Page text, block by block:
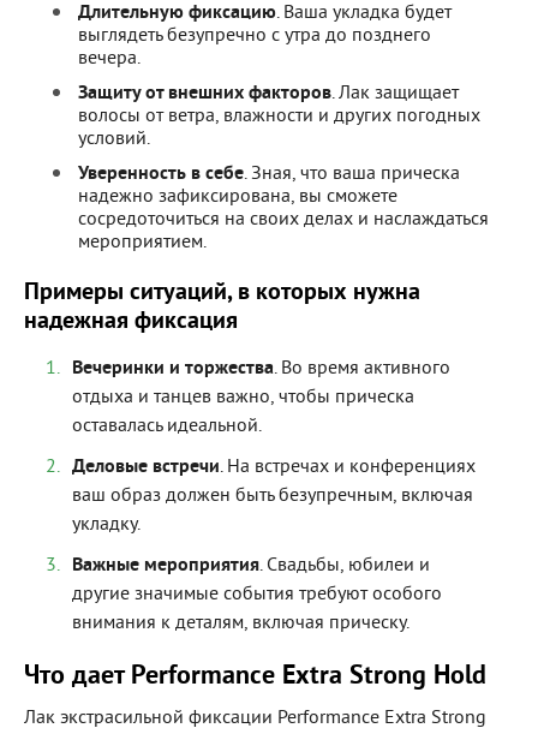
Длительную фиксацию. Ваша укладка будет
выглядеть безупречно с утра до позднего
вечера.
Защиту от внешних факторов. Лак защищает
волосы от ветра, влажности и других погодных
условий.
Уверенность в себе. Зная, что ваша прическа
надежно зафиксирована, вы сможете
сосредоточиться на своих делах и наслаждаться
мероприятием.
Примеры ситуаций, в которых нужна
надежная фиксация
Вечеринки и торжества. Во время активного
отдыха и танцев важно, чтобы прическа
оставалась идеальной.
Деловые встречи. На встречах и конференциях
ваш образ должен быть безупречным, включая
укладку.
Важные мероприятия. Свадьбы, юбилеи и
другие значимые события требуют особого
внимания к деталям, включая прическу.
Что дает Performance Extra Strong Hold
Лак экстрасильной фиксации Performance Extra Strong